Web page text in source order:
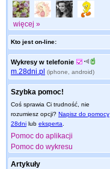
więcej »
Kto jest on-line:
Wykresy w telefonie
m.28dni.pl (iphone, android)
Szybka pomoc!
Coś sprawia Ci trudność, nie
rozumiesz opcji? Napisz do pomocy
28dni lub eksperta
Pomoc do aplikacji
Pomoc do wykresu
Artykuły